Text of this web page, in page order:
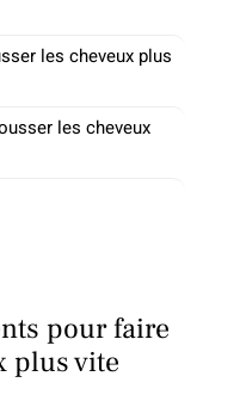
les cheveux plus
les cheveux
pour faire
plus vite